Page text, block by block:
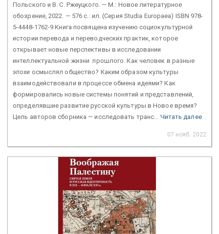
Польского и В. С. Ржеуцкого. — М.: Новое литературное
обозрение, 2022. — 576 с.: ил. (Серия Studia Europaea) ISBN 978-
5-4448-1762-9 Книга посвящена изучению социокультурной
истории перевода и переводческих практик, которое
открывает новые перспективы в исследовании
интеллектуальной жизни прошлого. Как человек в разные
эпохи осмыслял общество? Каким образом культуры
взаимодействовали в процессе обмена идеями? Как
формировались новые системы понятий и представлений,
определявшие развитие русской культуры в Новое время?
Цель авторов сборника — исследовать транс... Читать далее
07 нояб. 2022